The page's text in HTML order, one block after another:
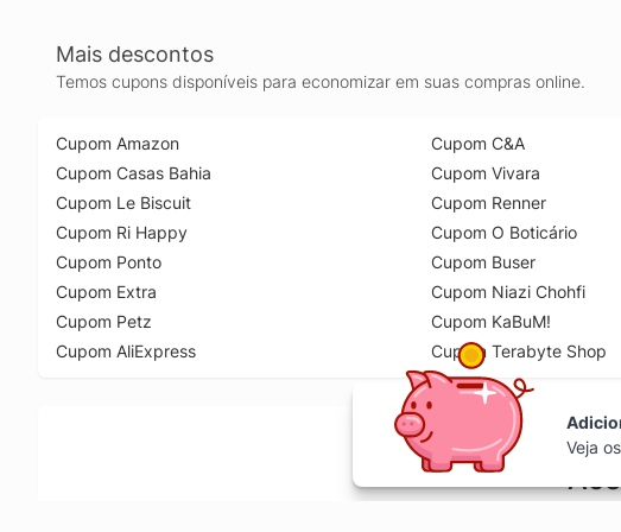
Mais descontos
Temos cupons disponíveis para economizar em suas compras online.
Cupom Amazon
Cupom Casas Bahia
Cupom Le Biscuit
Cupom Ri Happy
Cupom Ponto
Cupom Extra
Cupom Petz
Cupom AliExpress
Cupom C&A
Cupom Vivara
Cupom Renner
Cupom O Boticário
Cupom Buser
Cupom Niazi Chohfi
Cupom KaBuM!
Cupom Terabyte Shop
Veja